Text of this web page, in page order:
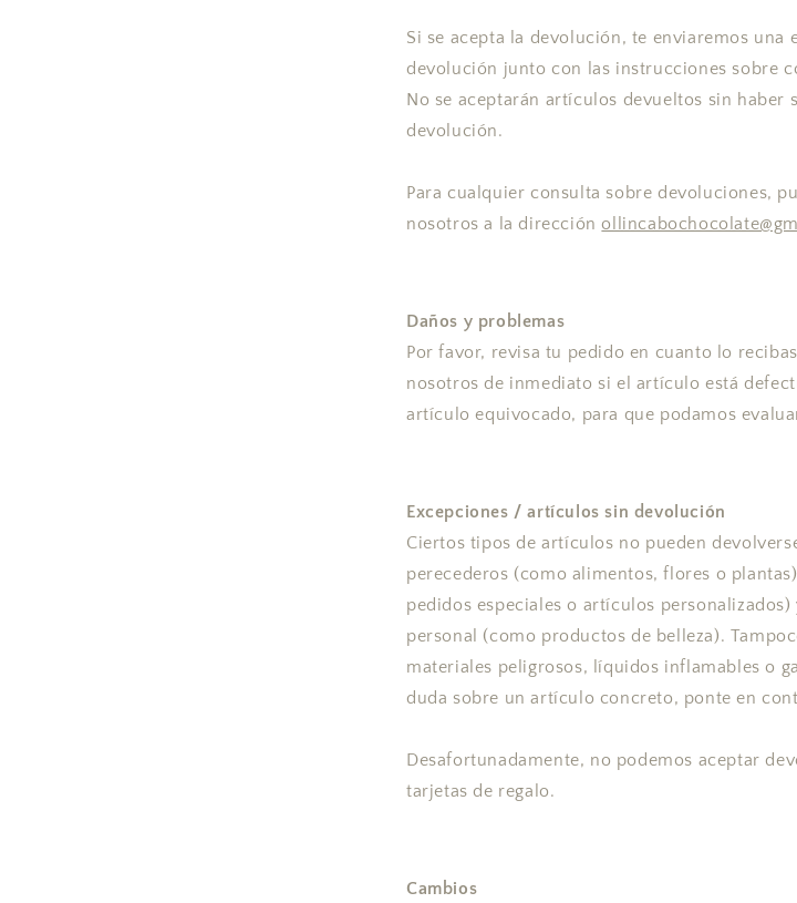
Si se acepta la devolución, te enviaremos una
devolución junto con las instrucciones sobre
No se aceptarán artículos devueltos sin haber
devolución.
Para cualquier consulta sobre devoluciones,
nosotros a la dirección
Daños y problemas
Por favor, revisa tu pedido en cuanto lo
nosotros de inmediato si el artículo está
artículo equivocado, para que podamos
Excepciones / artículos sin devolución
Ciertos tipos de artículos no pueden
perecederos (como alimentos, flores o
pedidos especiales o artículos
personal (como productos de belleza).
materiales peligrosos, líquidos inflamables o
duda sobre un artículo concreto, ponte en
Desafortunadamente, no podemos aceptar
tarjetas de regalo.
Cambios